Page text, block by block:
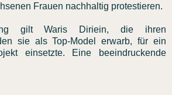
Frauen nachhaltig protestieren.
gilt Waris Diriein, die ihren
sie als Top-Model erwarb, für ein
einsetzte. Eine beeindruckende